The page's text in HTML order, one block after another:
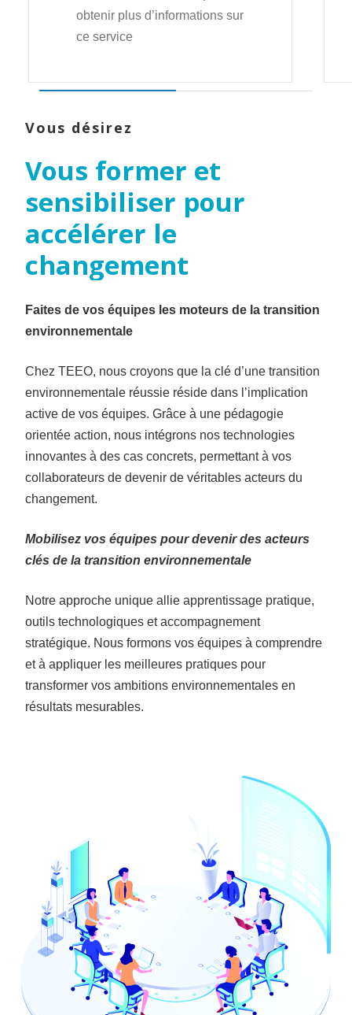
obtenir plus d’informations sur
ce service
Vous désirez
Vous former et
sensibiliser pour
accélérer le
changement
Faites de vos équipes les moteurs de la transition
environnementale
Chez TEEO, nous croyons que la clé d’une transition
environnementale réussie réside dans l’implication
active de vos équipes. Grâce à une pédagogie
orientée action, nous intégrons nos technologies
innovantes à des cas concrets, permettant à vos
collaborateurs de devenir de véritables acteurs du
changement.
Mobilisez vos équipes pour devenir des acteurs
clés de la transition environnementale
Notre approche unique allie apprentissage pratique,
outils technologiques et accompagnement
stratégique. Nous formons vos équipes à comprendre
et à appliquer les meilleures pratiques pour
transformer vos ambitions environnementales en
résultats mesurables.